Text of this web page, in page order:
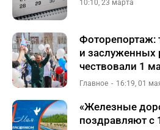
10:10, 23 марта
Фоторепортаж:
и заслуженных
чествовали 1
Главное 16:19, 01
«Железные
поздравляют с